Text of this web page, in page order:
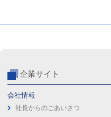
企業サイト
会社情報
社長からのごあいさつ